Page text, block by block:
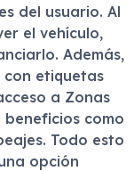
del usuario. Al
el vehículo,
Además,
con etiquetas
a Zonas
beneficios como
Todo esto
opción